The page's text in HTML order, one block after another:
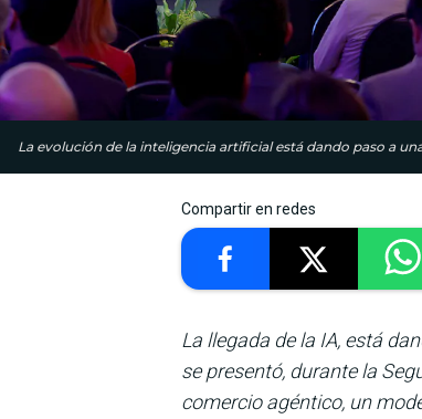
La evolución de la inteligencia artificial está dando paso a
Compartir en redes
La llegada de la IA, está
se presentó, durante la
comercio agéntico, un